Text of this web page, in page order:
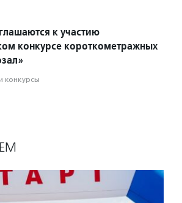
к участию
конкурсе короткометражных
конкурсы